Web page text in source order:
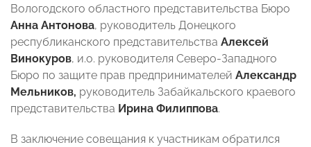
Вологодского областного представительства Бюро
Анна Антонова, руководитель Донецкого
республиканского представительства Алексей
Винокуров, и.о. руководителя Северо-Западного
Бюро по защите прав предпринимателей Александр
Мельников, руководитель Забайкальского краевого
представительства Ирина Филиппова.
В заключение совещания к участникам обратился